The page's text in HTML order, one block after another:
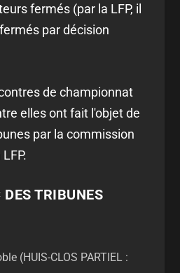
fermés (par la LFP, il
par décision
de championnat
elles ont fait l'objet de
par la commission
TRIBUNES
(HUIS-CLOS PARTIEL :